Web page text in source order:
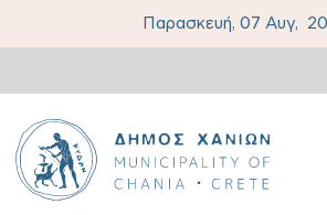
Παρασκευή, 07 Αυγ,